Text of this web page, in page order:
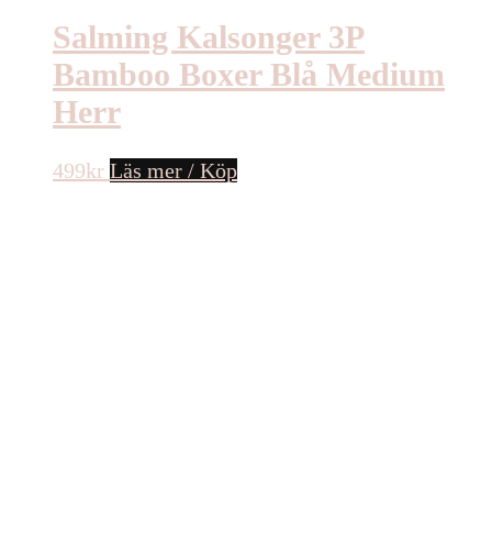
Salming Kalsonger 3P
Bamboo Boxer Blå Medium
Herr
499kr Läs mer / Köp